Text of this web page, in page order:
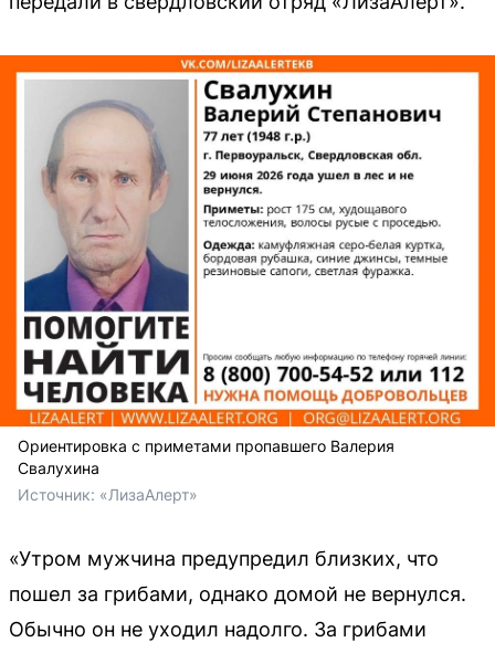
Ориентировка с приметами пропавшего Валерия
Свалухина
Источник: «ЛизаАлерт»
«Утром мужчина предупредил близких, что
пошел за грибами, однако домой не вернулся.
Обычно он не уходил надолго. За грибами